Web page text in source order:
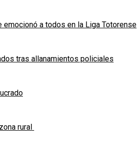
emocionó a todos en la Liga Totorense
tras allanamientos policiales
rural